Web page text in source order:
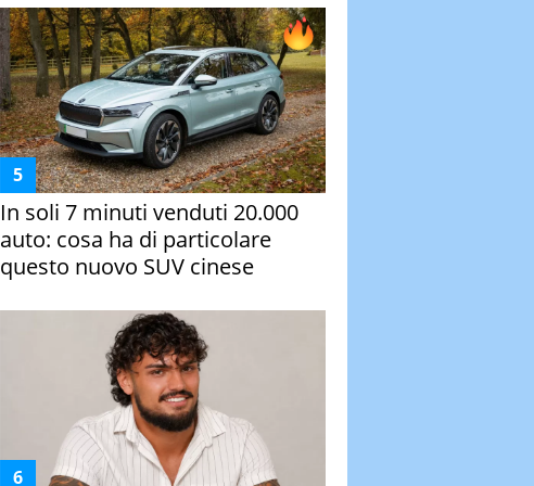
In soli 7 minuti venduti 20.000
auto: cosa ha di particolare
questo nuovo SUV cinese